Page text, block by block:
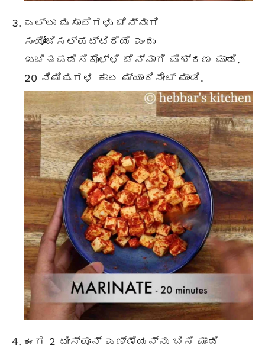
ಎಲ್ಲಾ ಮಸಾಲೆಗಳು ಚೆನ್ನಾಗಿ
ಸಂಯೋಜಿಸಲ್ಪಟ್ಟಿದೆಯೆ ಎಂದು
ಖಚಿತಪಡಿಸಿಕೊಳ್ಳಿ ಚೆನ್ನಾಗಿ ಮಿಶ್ರಣ ಮಾಡಿ.
20 ನಿಮಿಷಗಳ ಕಾಲ ಮ್ಯಾರಿನೇಟ್ ಮಾಡಿ.
ಈಗ 2 ಟೀಸ್ಪೂನ್ ಎಣ್ಣೆಯನ್ನು ಬಿಸಿ ಮಾಡಿ